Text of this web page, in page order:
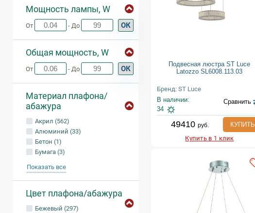
Мощность лампы, W
От - До ОК
Общая мощность, W
От - До ОК
Материал плафона/
абажура
Акрил (562)
Алюминий (33)
Бетон (1)
Бумага (3)
Показать все
Цвет плафона/абажура
Бежевый (297)
Подвесная люстра ST Luce
Latozzo SL6008.113.03
Бренд: ST Luce
В наличии:
34
Сравнить
49410 руб.
КУПИТЬ
Купить в 1 клик